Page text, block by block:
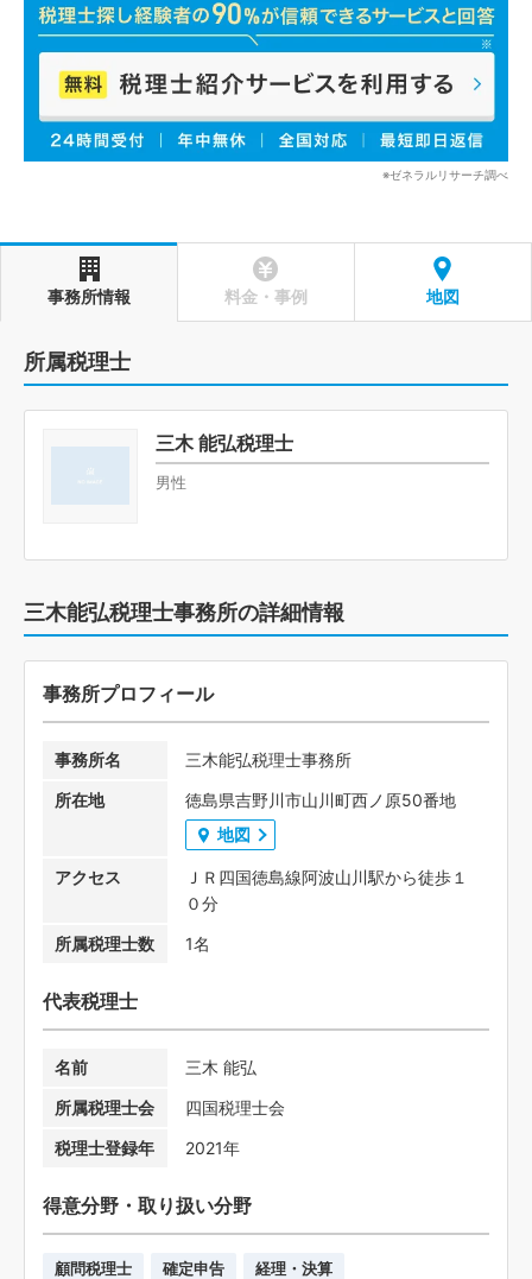
※ゼネラルリサーチ調べ
事務所情報 料金・事例 地図
所属税理士
三木 能弘税理士
男性
三木能弘税理士事務所の詳細情報
事務所プロフィール
事務所名
三木能弘税理士事務所
所在地
徳島県吉野川市山川町西ノ原50番地
地図
アクセス
ＪＲ四国徳島線阿波山川駅から徒歩１
０分
所属税理士数
1名
代表税理士
名前
三木 能弘
所属税理士会
四国税理士会
税理士登録年
2021年
得意分野・取り扱い分野
顧問税理士 確定申告 経理・決算